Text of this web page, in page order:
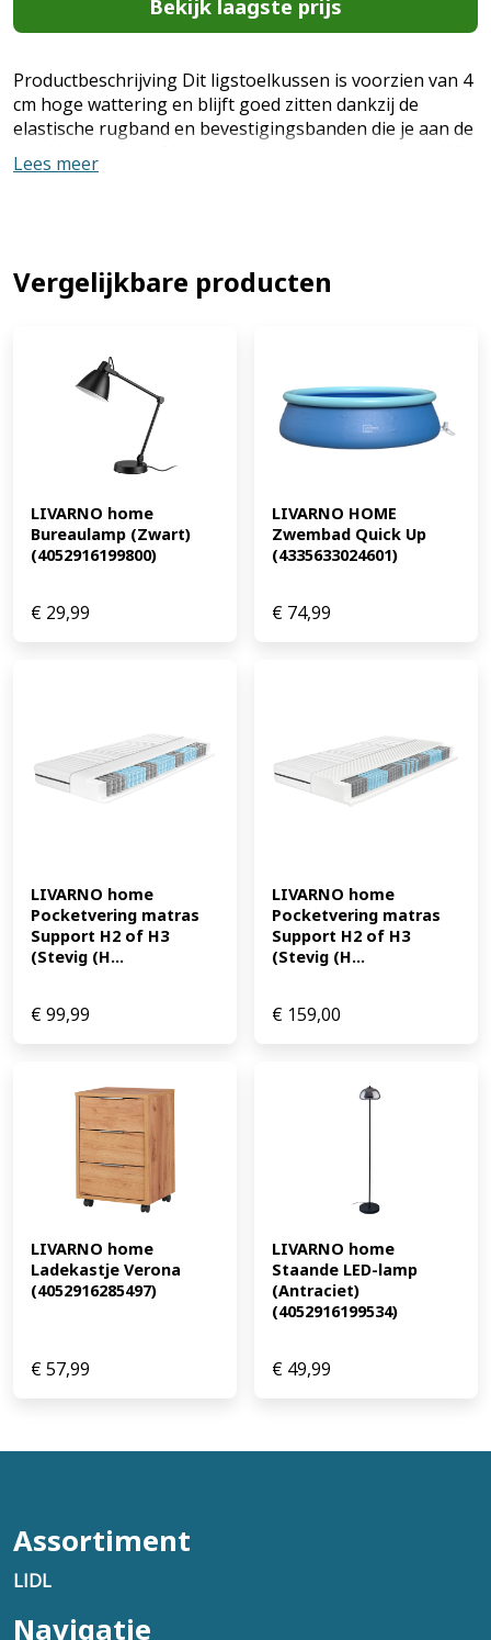
Bekijk laagste prijs
Productbeschrijving Dit ligstoelkussen is voorzien van 4
cm hoge wattering en blijft goed zitten dankzij de
elastische rugband en bevestigingsbanden die je aan de
stoel kunt binden Met decoratieve opstaande zoom Wij
ondersteunen de katoenteelt in Afrika Geproduceerd
Vulling: polyurethaan, polyester Afmetingen 190 x 60 x 4
cm l x b x h (EAN: 4055334451444)
Lees meer
Vergelijkbare producten
LIVARNO home
Bureaulamp (Zwart)
(4052916199800)
€ 29,99
LIVARNO HOME
Zwembad Quick Up
(4335633024601)
€ 74,99
LIVARNO home
Pocketvering matras
Support H2 of H3
(Stevig (H...
€99,99
LIVARNO home
Pocketvering matras
Support H2 of H3
(Stevig (H...
€ 159,00
LIVARNO home
Ladekastje Verona
(4052916285497)
€57,99
LIVARNO home
Staande LED-lamp
(Antraciet)
(4052916199534)
€ 49,99
Assortiment
LIDL
Navigatie